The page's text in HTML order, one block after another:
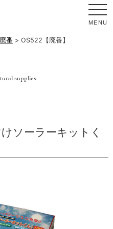
MENU
番 > OS522【廃番】
ソーラーキットく